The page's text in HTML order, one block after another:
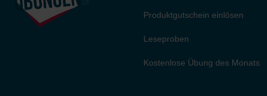
Produktgutschein einlösen
Leseproben
Kostenlose Übung des Monats